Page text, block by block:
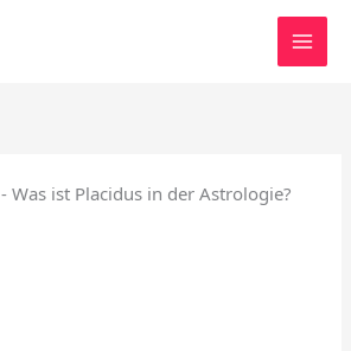
-Was ist Placidus in der Astrologie?